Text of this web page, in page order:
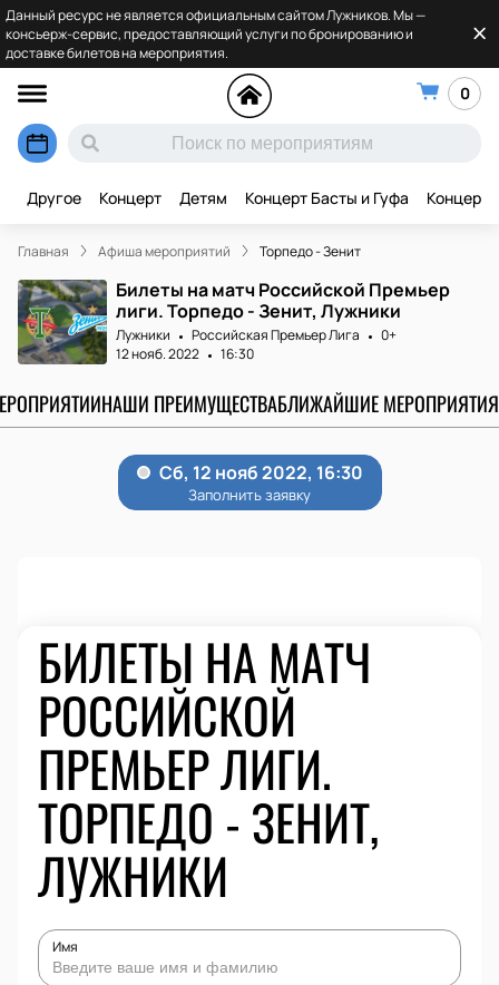
Данный ресурс не является официальным сайтом Лужников. Мы —
консьерж-сервис, предоставляющий услуги по бронированию и
доставке билетов на мероприятия.
0
Другое Концерт Детям Концерт Басты и Гуфа Концерт
Главная Афиша мероприятий Торпедо - Зенит
Билеты на матч Российской Премьер
лиги. Торпедо - Зенит, Лужники
Лужники Российская Премьер Лига
0+
12 нояб. 2022
16:30
НАШИ ПРЕИМУЩЕСТВАБЛИЖАЙШИЕ МЕРОПРИЯТИЯ
БИЛЕТЫ НА МАТЧ
РОССИЙСКОЙ
ПРЕМЬЕР ЛИГИ.
ТОРПЕДО - ЗЕНИТ,
ЛУЖНИКИ
Имя